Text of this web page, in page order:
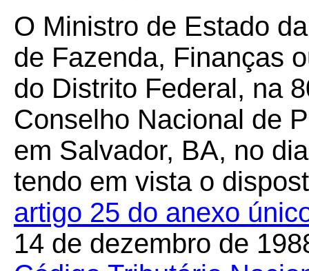
O Ministro de Estado
de Fazenda, Finanças
do Distrito Federal, na
Conselho Nacional de
em Salvador, BA, no
tendo em vista o
artigo 25 do anexo
14 de dezembro de